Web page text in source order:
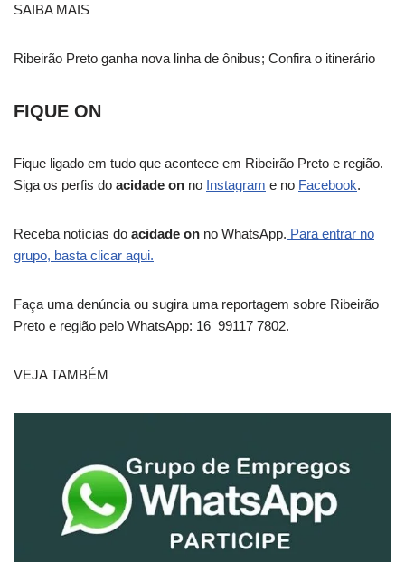
SAIBA MAIS
Ribeirão Preto ganha nova linha de ônibus; Confira o itinerário
FIQUE ON
Fique ligado em tudo que acontece em Ribeirão Preto e região.
Siga os perfis do acidade on no Instagram e no Facebook.
Receba notícias do acidade on no WhatsApp. Para entrar no
grupo, basta clicar aqui.
Faça uma denúncia ou sugira uma reportagem sobre Ribeirão
Preto e região pelo WhatsApp: 16 99117 7802.
VEJA TAMBÉM